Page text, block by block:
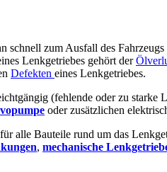
schnell zum Ausfall des
Lenkgetriebes gehört der
Defekten eines Lenkgetriebes.
(fehlende oder zu
oder zusätzlichen
alle Bauteile rund um das
, mechanische